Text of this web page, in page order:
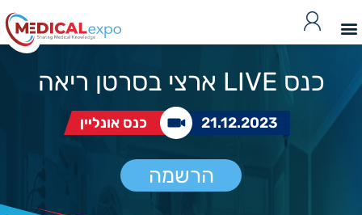
כנס LIVE ארצי בסרטן ריאה
21.12.2023 כנס אונליין
הרשמה